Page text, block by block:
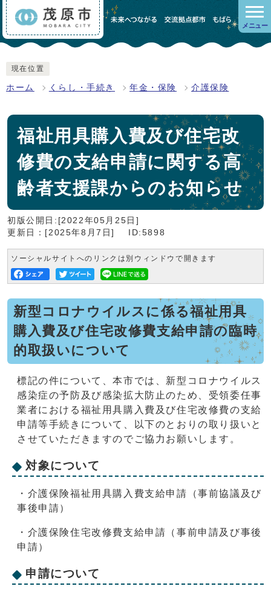
メニュー
現在位置
ホーム くらし・手続き 年金・保険 介護保険
福祉用具購入費及び住宅改
修費の支給申請に関する高
齢者支援課からのお知らせ
初版公開日:[2022年05月25日]
更新日：[2025年8月7日]
ID:5898
ソーシャルサイトへのリンクは別ウィンドウで開きます
新型コロナウイルスに係る福祉用具
購入費及び住宅改修費支給申請の臨時
的取扱いについて
標記の件について、本市では、新型コロナウイルス
感染症の予防及び感染拡大防止のため、受領委任事
業者における福祉用具購入費及び住宅改修費の支給
申請等手続きについて、以下のとおりの取り扱いと
させていただきますのでご協力お願いします。
対象について
・介護保険福祉用具購入費支給申請（事前協議及び
事後申請）
・介護保険住宅改修費支給申請（事前申請及び事後
申請）
申請について